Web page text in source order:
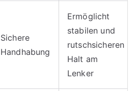
Sichere
Handhabung
Ermöglicht
stabilen und
rutschsicheren
Halt am
Lenker